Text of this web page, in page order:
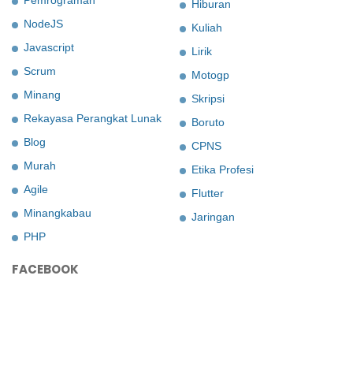
NodeJS
Javascript
Scrum
Minang
Rekayasa Perangkat Lunak
Blog
Murah
Agile
Minangkabau
PHP
Hiburan
Kuliah
Lirik
Motogp
Skripsi
Boruto
CPNS
Etika Profesi
Flutter
Jaringan
FACEBOOK